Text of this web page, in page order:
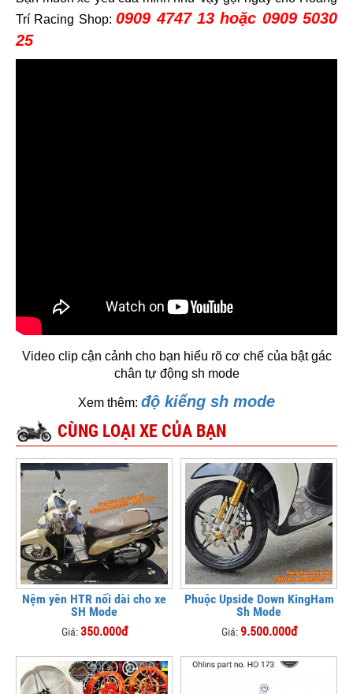
Trí Racing Shop:0909 4747 13 hoặc 0909 5030
25
Video clip cận cảnh cho bạn hiểu rõ cơ chế của bật gác
chân tự động sh mode
Xem thêm: độ kiểng sh mode
CÙNG LOẠI XE CỦA BẠN
Nệm yên HTR nối dài cho xe
SH Mode
Giá:350.000đ
Phuộc Upside Down KingHam
Sh Mode
Giá:9.500.000đ